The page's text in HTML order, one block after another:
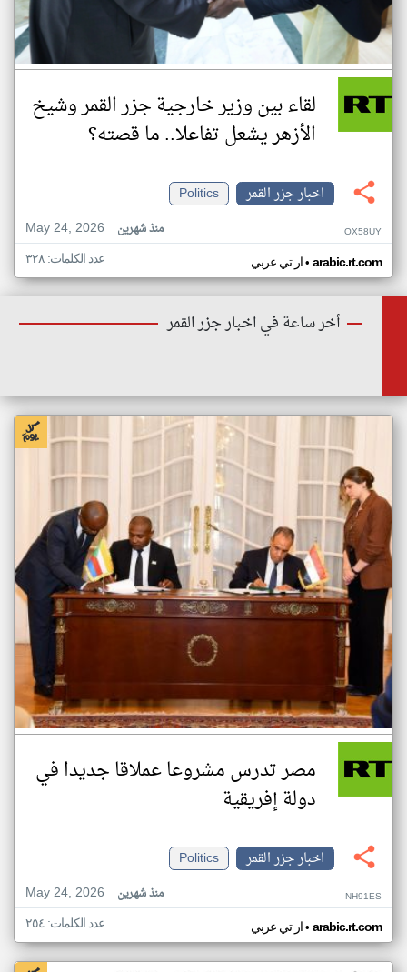
لقاء بين وزير خارجية جزر القمر وشيخ
الأزهر يشعل تفاعلا.. ما قصته؟
اخبار جزر القمر
Politics
May 24, 2026
منذ شهرين OX58UY
ار تي عربي• arabic.rt.com عدد الكلمات: ٣٢٨
أخر ساعة في اخبار جزر القمر
مصر تدرس مشروعا عملاقا جديدا في
دولة إفريقية
اخبار جزر القمر
Politics
May 24, 2026
منذ شهرين NH91ES
ار تي عربي• arabic.rt.com عدد الكلمات: ٢٥٤